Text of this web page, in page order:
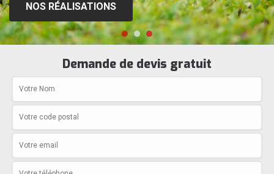
NOS RÉALISATIONS
Demande de devis gratuit